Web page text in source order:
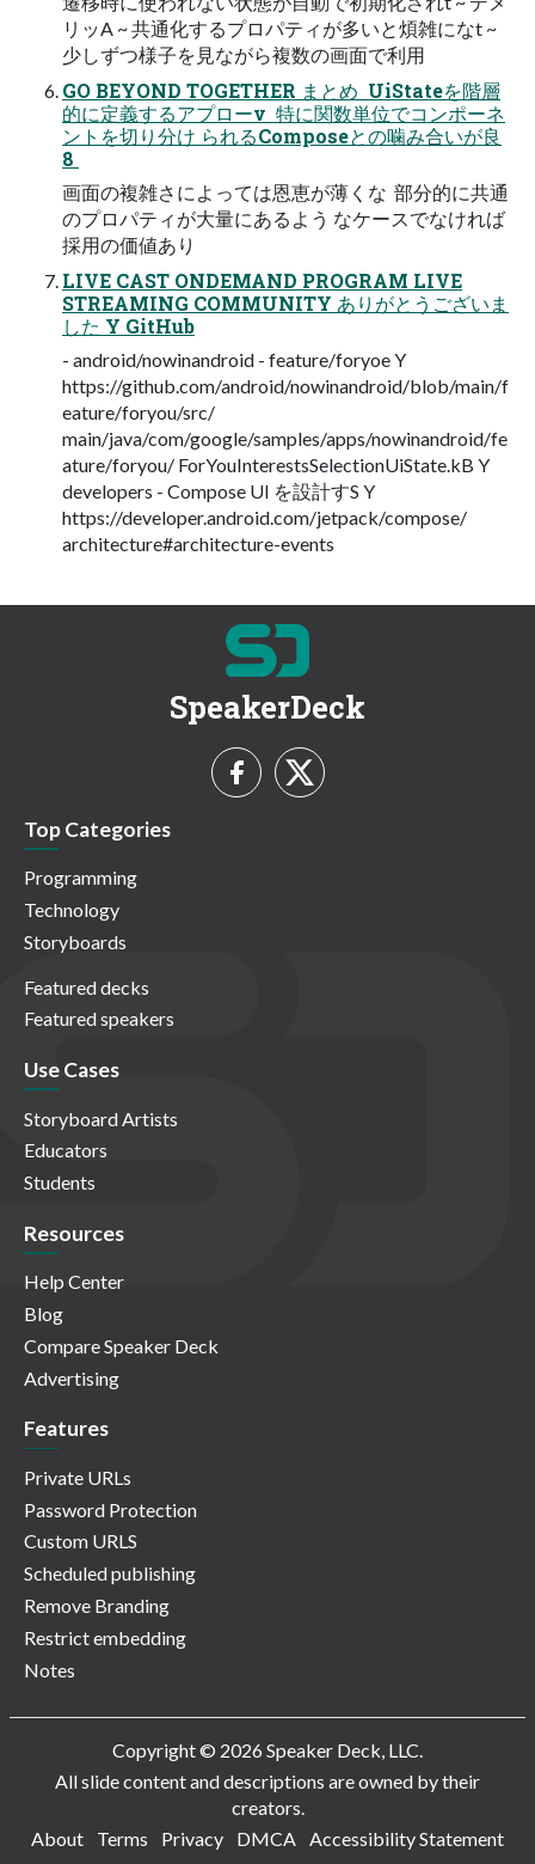
リッA ~ 共通化するプロパティが多いと煩雑になt ~
少しずつ様子を見ながら複数の画面で利用
GO BEYOND TOGETHER まとめ  UiStateを階層
的に定義するアプローv  特に関数単位でコンポーネ
ントを切り分け られるComposeとの噛み合いが良
8 
画面の複雑さによっては恩恵が薄くな  部分的に共通
のプロパティが大量にあるよう なケースでなければ
採用の価値あり
LIVE CAST ONDEMAND PROGRAM LIVE
STREAMING COMMUNITY ありがとうございま
した Y GitHub
- android/nowinandroid - feature/foryoe Y
https://github.com/android/nowinandroid/blob/main/f
eature/foryou/src/
main/java/com/google/samples/apps/nowinandroid/fe
ature/foryou/ ForYouInterestsSelectionUiState.kB Y
developers - Compose UI を設計すS Y
https://developer.android.com/jetpack/compose/
architecture#architecture-events
SpeakerDeck
Top Categories
Programming
Technology
Storyboards
Featured decks
Featured speakers
Use Cases
Storyboard Artists
Educators
Students
Resources
Help Center
Blog
Compare Speaker Deck
Advertising
Features
Private URLs
Password Protection
Custom URLS
Scheduled publishing
Remove Branding
Restrict embedding
Notes
Copyright © 2026 Speaker Deck, LLC.
All slide content and descriptions are owned by their
creators.
About
Terms Privacy DMCA Accessibility Statement